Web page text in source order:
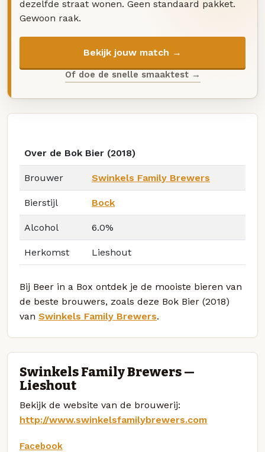
dezelfde straat wonen. Geen standaard pakket.
Gewoon raak.
Bekijk jouw match →
Of doe de snelle smaaktest →
Over de Bok Bier (2018)
Brouwer Swinkels Family Brewers
Bierstijl Bock
Alcohol 6.0%
Herkomst Lieshout
Bij Beer in a Box ontdek je de mooiste bieren van
de beste brouwers, zoals deze Bok Bier (2018)
van Swinkels Family Brewers.
Swinkels Family Brewers —
Lieshout
Bekijk de website van de brouwerij:
http://www.swinkelsfamilybrewers.com
Facebook